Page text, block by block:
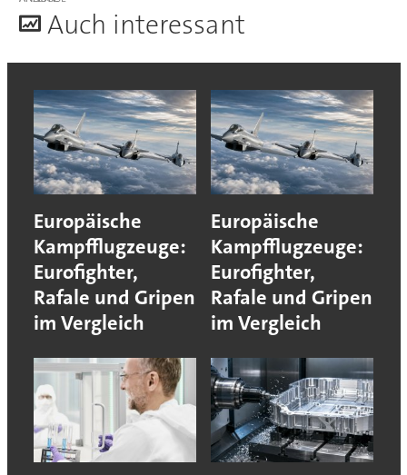
Auch interessant
Europäische
Kampfflugzeuge:
Eurofighter,
Rafale und Gripen
im Vergleich
Europäische
Kampfflugzeuge:
Eurofighter,
Rafale und Gripen
im Vergleich